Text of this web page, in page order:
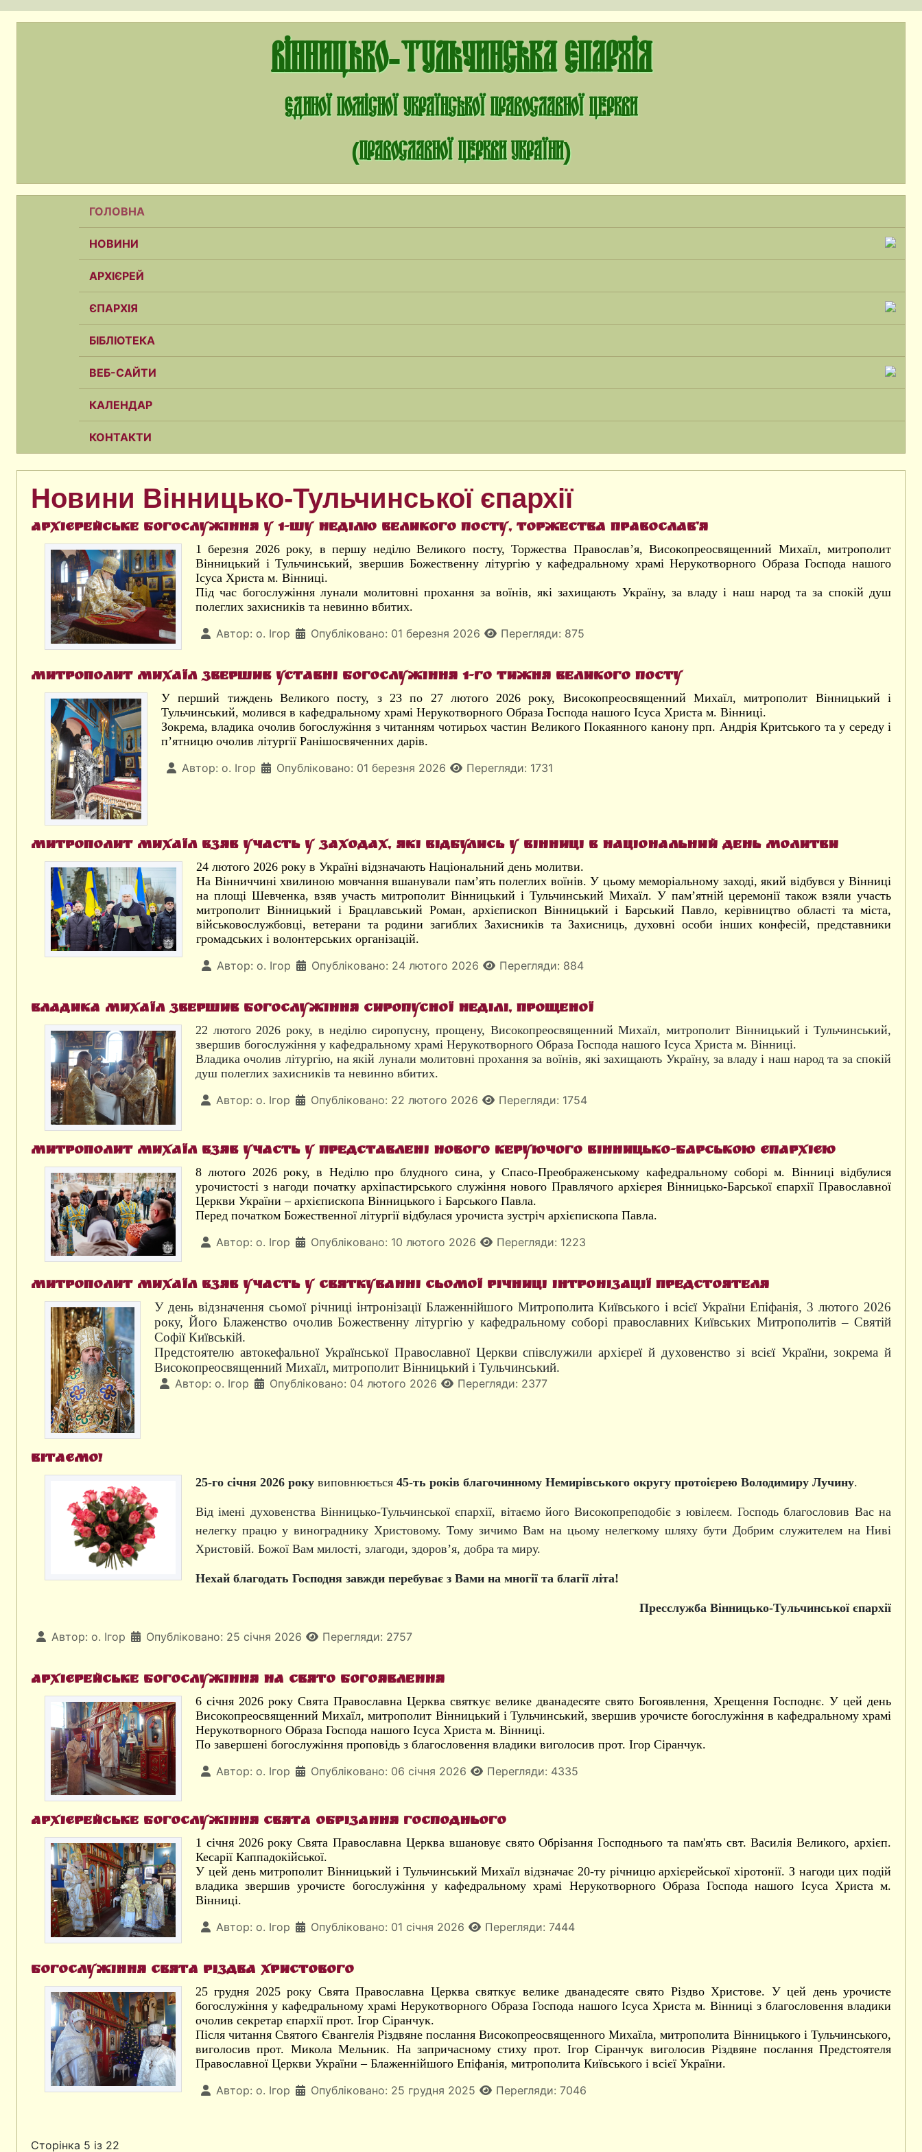
Вінницько-Тульчинська єпархія
єдиної помісної Української Православної Церкви
(Православної Церкви України)
ГОЛОВНА
НОВИНИ
АРХІЄРЕЙ
ЄПАРХІЯ
БІБЛІОТЕКА
ВЕБ-САЙТИ
КАЛЕНДАР
КОНТАКТИ
Новини Вінницько-Тульчинської єпархії
Архієрейське богослужіння у 1-шу неділю Великого посту, Торжества Православ’я
1 березня 2026 року, в першу неділю Великого посту, Торжества Православ’я, Високопреосвященний Михаїл, митрополит
Вінницький і Тульчинський, звершив Божественну літургію у кафедральному храмі Нерукотворного Образа Господа нашого
Ісуса Христа м. Вінниці.
Під час богослужіння лунали молитовні прохання за воїнів, які захищають Україну, за владу і наш народ та за спокій душ
полеглих захисників та невинно вбитих.
Автор: о. Ігор Опубліковано: 01 березня 2026 Перегляди: 875
Митрополит Михаїл звершив уставні богослужіння 1-го тижня Великого посту
У перший тиждень Великого посту, з 23 по 27 лютого 2026 року, Високопреосвященний Михаїл, митрополит Вінницький і
Тульчинський, молився в кафедральному храмі Нерукотворного Образа Господа нашого Ісуса Христа м. Вінниці.
Зокрема, владика очолив богослужіння з читанням чотирьох частин Великого Покаянного канону прп. Андрія Критського та у середу і
п’ятницю очолив літургії Ранішосвяченних дарів.
Автор: о. Ігор Опубліковано: 01 березня 2026 Перегляди: 1731
Митрополит Михаїл взяв участь у заходах, які відбулись у Вінниці в Національний день молитви
24 лютого 2026 року в Україні відзначають Національний день молитви.
На Вінниччині хвилиною мовчання вшанували пам’ять полеглих воїнів. У цьому меморіальному заході, який відбувся у Вінниці
на площі Шевченка, взяв участь митрополит Вінницький і Тульчинський Михаїл. У пам’ятній церемонії також взяли участь
митрополит Вінницький і Брацлавський Роман, архієпископ Вінницький і Барський Павло, керівництво області та міста,
військовослужбовці, ветерани та родини загиблих Захисників та Захисниць, духовні особи інших конфесій, представники
громадських і волонтерських організацій.
Автор: о. Ігор Опубліковано: 24 лютого 2026 Перегляди: 884
Владика Михаїл звершив богослужіння сиропусної неділі, прощеної
22 лютого 2026 року, в неділю сиропусну, прощену, Високопреосвященний Михаїл, митрополит Вінницький і Тульчинський,
звершив богослужіння у кафедральному храмі Нерукотворного Образа Господа нашого Ісуса Христа м. Вінниці.
Владика очолив літургію, на якій лунали молитовні прохання за воїнів, які захищають Україну, за владу і наш народ та за спокій
душ полеглих захисників та невинно вбитих.
Автор: о. Ігор Опубліковано: 22 лютого 2026 Перегляди: 1754
Митрополит Михаїл взяв участь у представлені нового Керуючого Вінницько-Барською єпархією
8 лютого 2026 року, в Неділю про блудного сина, у Спасо-Преображенському кафедральному соборі м. Вінниці відбулися
урочистості з нагоди початку архіпастирського служіння нового Правлячого архієрея Вінницько-Барської єпархії Православної
Церкви України – архієпископа Вінницького і Барського Павла.
Перед початком Божественної літургії відбулася урочиста зустріч архієпископа Павла.
Автор: о. Ігор Опубліковано: 10 лютого 2026 Перегляди: 1223
Митрополит Михаїл взяв участь у святкуванні сьомої річниці інтронізації Предстоятеля
У день відзначення сьомої річниці інтронізації Блаженнійшого Митрополита Київського і всієї України Епіфанія, 3 лютого 2026
року, Його Блаженство очолив Божественну літургію у кафедральному соборі православних Київських Митрополитів – Святій
Софії Київській.
Предстоятелю автокефальної Української Православної Церкви співслужили архієреї й духовенство зі всієї України, зокрема й
Високопреосвященний Михаїл, митрополит Вінницький і Тульчинський.
Автор: о. Ігор Опубліковано: 04 лютого 2026 Перегляди: 2377
Вітаємо!
25-го січня 2026 року виповнюється 45-ть років благочинному Немирівського округу протоієрею Володимиру Лучину.
Від імені духовенства Вінницько-Тульчинської єпархії, вітаємо його Високопреподобіє з ювілеєм. Господь благословив Вас на
нелегку працю у винограднику Христовому. Тому зичимо Вам на цьому нелегкому шляху бути Добрим служителем на Ниві
Христовій. Божої Вам милості, злагоди, здоров’я, добра та миру.
Нехай благодать Господня завжди перебуває з Вами на многії та благії літа!
Пресслужба Вінницько-Тульчинської єпархії
Автор: о. Ігор Опубліковано: 25 січня 2026 Перегляди: 2757
Архієрейське богослужіння на свято Богоявлення
6 січня 2026 року Свята Православна Церква святкує велике дванадесяте свято Богоявлення, Хрещення Господнє. У цей день
Високопреосвященний Михаїл, митрополит Вінницький і Тульчинський, звершив урочисте богослужіння в кафедральному храмі
Нерукотворного Образа Господа нашого Ісуса Христа м. Вінниці.
По завершені богослужіння проповідь з благословення владики виголосив прот. Ігор Сіранчук.
Автор: о. Ігор Опубліковано: 06 січня 2026 Перегляди: 4335
Архієрейське богослужіння свята Обрізання Господнього
1 січня 2026 року Свята Православна Церква вшановує свято Обрізання Господнього та пам'ять свт. Василія Великого, архієп.
Кесарії Каппадокійської.
У цей день митрополит Вінницький і Тульчинський Михаїл відзначає 20-ту річницю архієрейської хіротонії. З нагоди цих подій
владика звершив урочисте богослужіння у кафедральному храмі Нерукотворного Образа Господа нашого Ісуса Христа м.
Вінниці.
Автор: о. Ігор Опубліковано: 01 січня 2026 Перегляди: 7444
Богослужіння свята Різдва Христового
25 грудня 2025 року Свята Православна Церква святкує велике дванадесяте свято Різдво Христове. У цей день урочисте
богослужіння у кафедральному храмі Нерукотворного Образа Господа нашого Ісуса Христа м. Вінниці з благословення владики
очолив секретар єпархії прот. Ігор Сіранчук.
Після читання Святого Євангелія Різдвяне послання Високопреосвященного Михаїла, митрополита Вінницького і Тульчинського,
виголосив прот. Микола Мельник. На запричасному стиху прот. Ігор Сіранчук виголосив Різдвяне послання Предстоятеля
Православної Церкви України – Блаженнійшого Епіфанія, митрополита Київського і всієї України.
Автор: о. Ігор Опубліковано: 25 грудня 2025 Перегляди: 7046
Сторінка 5 із 22